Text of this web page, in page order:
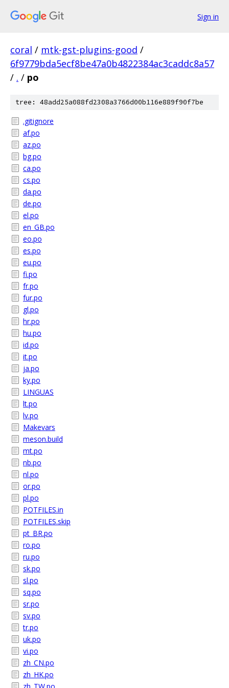
Sign in
coral / mtk-gst-plugins-good /
6f9779bda5ecf8be47a0b4822384ac3caddc8a57
/ . / po
tree: 48add25a088fd2308a3766d00b116e889f90f7be
.gitignore
af.po
az.po
bg.po
ca.po
cs.po
da.po
de.po
el.po
en_GB.po
eo.po
es.po
eu.po
fi.po
fr.po
fur.po
gl.po
hr.po
hu.po
id.po
it.po
ja.po
ky.po
LINGUAS
lt.po
lv.po
Makevars
meson.build
mt.po
nb.po
nl.po
or.po
pl.po
POTFILES.in
POTFILES.skip
pt_BR.po
ro.po
ru.po
sk.po
sl.po
sq.po
sr.po
sv.po
tr.po
uk.po
vi.po
zh_CN.po
zh_HK.po